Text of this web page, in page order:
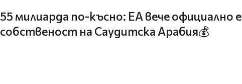
55 милиарда по-късно: EA вече официално е
собственост на Саудитска Арабия💰